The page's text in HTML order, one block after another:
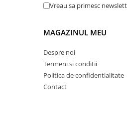
Vreau sa primesc
MAGAZINUL MEU
Despre noi
Termeni si conditii
Politica de confidentialitate
Contact